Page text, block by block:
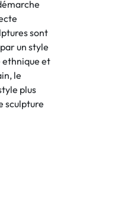
sont
un style
ethnique et
le
plus
sculpture